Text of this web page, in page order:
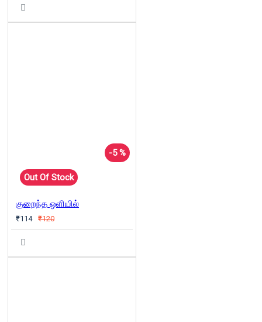
-5 %
Out Of Stock
குறைந்த ஒளியில்
₹114 ₹120